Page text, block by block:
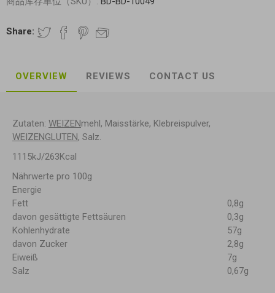
Share:
OVERVIEW REVIEWS CONTACT US
Zutaten: WEIZENmehl, Maisstärke, Klebreispulver,
WEIZENGLUTEN, Salz.
1115kJ/263Kcal
Nährwerte pro 100g
Energie
Fett
0,8g
davon gesättigte Fettsäuren
0,3g
Kohlenhydrate
57g
davon Zucker
2,8g
Eiweiß
7g
Salz
0,67g